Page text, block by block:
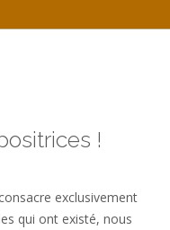
!
exclusivement
qui ont existé, nous